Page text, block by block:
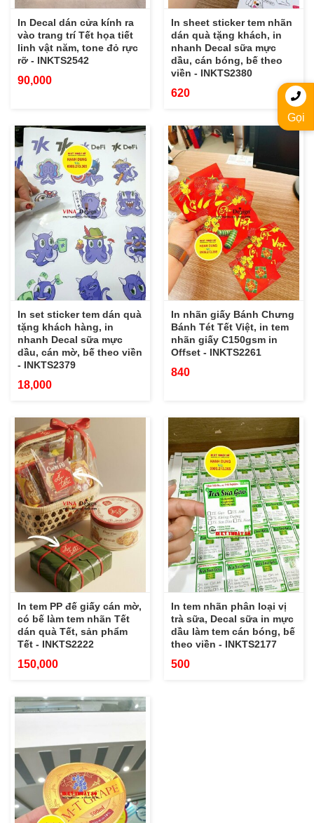
In Decal dán cửa kính ra
vào trang trí Tết họa tiết
linh vật năm, tone đỏ rực
rỡ - INKTS2542
90,000
In sheet sticker tem nhãn
dán quà tặng khách, in
nhanh Decal sữa mực
dầu, cán bóng, bế theo
viền - INKTS2380
620
In set sticker tem dán quà
tặng khách hàng, in
nhanh Decal sữa mực
dầu, cán mờ, bế theo viền
- INKTS2379
18,000
In nhãn giấy Bánh Chưng
Bánh Tét Tết Việt, in tem
nhãn giấy C150gsm in
Offset - INKTS2261
840
In tem PP đế giấy cán mờ,
có bế làm tem nhãn Tết
dán quà Tết, sản phẩm
Tết - INKTS2222
150,000
In tem nhãn phân loại vị
trà sữa, Decal sữa in mực
dầu làm tem cán bóng, bế
theo viền - INKTS2177
500
Gọi